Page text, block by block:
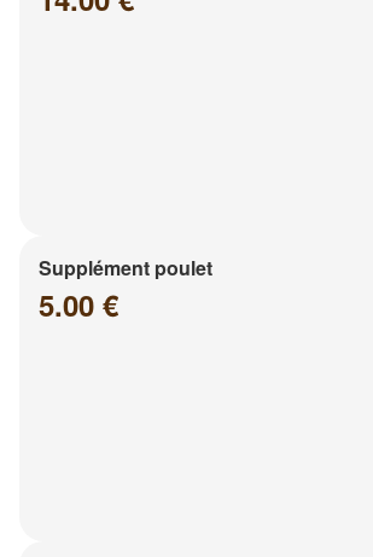
Supplément poulet
5.00 €